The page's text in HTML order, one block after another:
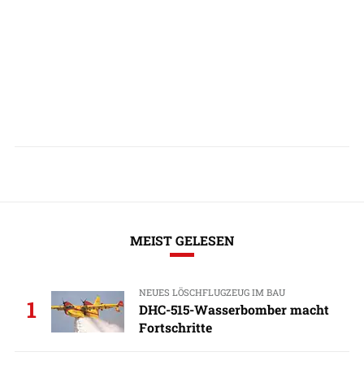
MEIST GELESEN
1
NEUES LÖSCHFLUGZEUG IM BAU
DHC-515-Wasserbomber macht
Fortschritte